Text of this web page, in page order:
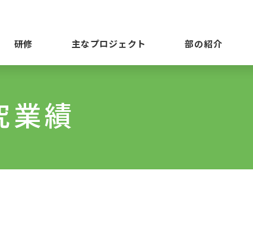
研修 主なプロジェクト 部の紹介
業績